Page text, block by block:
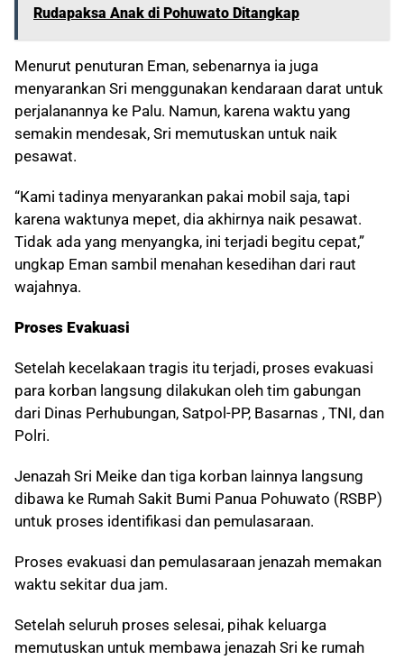
Rudapaksa Anak di Pohuwato Ditangkap
Menurut penuturan Eman, sebenarnya ia juga
menyarankan Sri menggunakan kendaraan darat untuk
perjalanannya ke Palu. Namun, karena waktu yang
semakin mendesak, Sri memutuskan untuk naik
pesawat.
“Kami tadinya menyarankan pakai mobil saja, tapi
karena waktunya mepet, dia akhirnya naik pesawat.
Tidak ada yang menyangka, ini terjadi begitu cepat,”
ungkap Eman sambil menahan kesedihan dari raut
wajahnya.
Proses Evakuasi
Setelah kecelakaan tragis itu terjadi, proses evakuasi
para korban langsung dilakukan oleh tim gabungan
dari Dinas Perhubungan, Satpol-PP, Basarnas , TNI, dan
Polri.
Jenazah Sri Meike dan tiga korban lainnya langsung
dibawa ke Rumah Sakit Bumi Panua Pohuwato (RSBP)
untuk proses identifikasi dan pemulasaraan.
Proses evakuasi dan pemulasaraan jenazah memakan
waktu sekitar dua jam.
Setelah seluruh proses selesai, pihak keluarga
memutuskan untuk membawa jenazah Sri ke rumah